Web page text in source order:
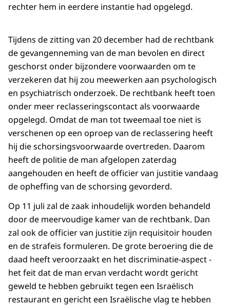
rechter hem in eerdere instantie had opgelegd.
Tijdens de zitting van 20 december had de rechtbank
de gevangenneming van de man bevolen en direct
geschorst onder bijzondere voorwaarden om te
verzekeren dat hij zou meewerken aan psychologisch
en psychiatrisch onderzoek. De rechtbank heeft toen
onder meer reclasseringscontact als voorwaarde
opgelegd. Omdat de man tot tweemaal toe niet is
verschenen op een oproep van de reclassering heeft
hij die schorsingsvoorwaarde overtreden. Daarom
heeft de politie de man afgelopen zaterdag
aangehouden en heeft de officier van justitie vandaag
de opheffing van de schorsing gevorderd.
Op 11 juli zal de zaak inhoudelijk worden behandeld
door de meervoudige kamer van de rechtbank. Dan
zal ook de officier van justitie zijn requisitoir houden
en de strafeis formuleren. De grote beroering die de
daad heeft veroorzaakt en het discriminatie-aspect -
het feit dat de man ervan verdacht wordt gericht
geweld te hebben gebruikt tegen een Israëlisch
restaurant en gericht een Israëlische vlag te hebben